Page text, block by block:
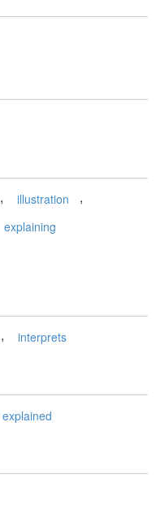
, illustration ,
explaining
, interprets
explained